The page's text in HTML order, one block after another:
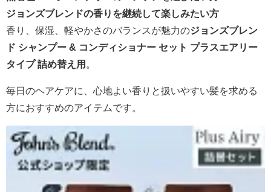
ジョンズブレンドの香りを継続して楽しみたい方
香り、保湿、軽やかさのバランスが魅力のジョンズブレン
ド シャンプー & コンディショナー セット プラスエアリー
タイプ 詰め替え用
毎日のヘアケアに、心地よい香りと扱いやすい髪を求める
方におすすめのアイテムです。